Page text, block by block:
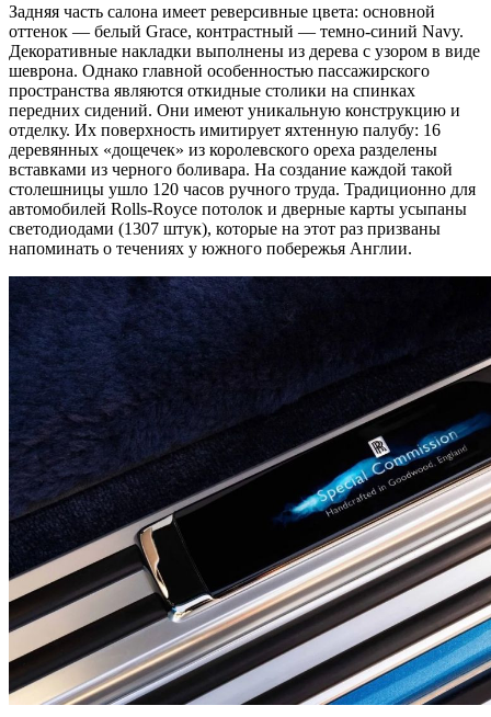
Задняя часть салона имеет реверсивные цвета: основной
оттенок — белый Grace, контрастный — темно-синий Navy.
Декоративные накладки выполнены из дерева с узором в виде
шеврона. Однако главной особенностью пассажирского
пространства являются откидные столики на спинках
передних сидений. Они имеют уникальную конструкцию и
отделку. Их поверхность имитирует яхтенную палубу: 16
деревянных «дощечек» из королевского ореха разделены
вставками из черного боливара. На создание каждой такой
столешницы ушло 120 часов ручного труда. Традиционно для
автомобилей Rolls-Royce потолок и дверные карты усыпаны
светодиодами (1307 штук), которые на этот раз призваны
напоминать о течениях у южного побережья Англии.